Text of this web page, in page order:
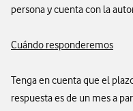
persona y cuenta con la
Cuándo responderemos
Tenga en cuenta que el
respuesta es de un mes a